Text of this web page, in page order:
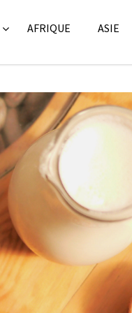
AFRIQUE ASIE
Amérique latine,